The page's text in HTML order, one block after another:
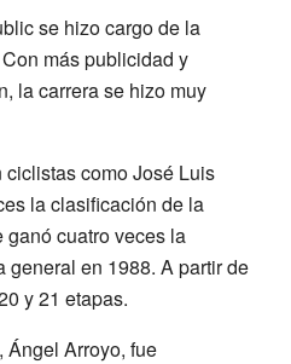
se hizo cargo de la
más publicidad y
la carrera se hizo muy
como José Luis
la clasificación de la
ganó cuatro veces la
en 1988. A partir de
y 21 etapas.
Ángel Arroyo, fue